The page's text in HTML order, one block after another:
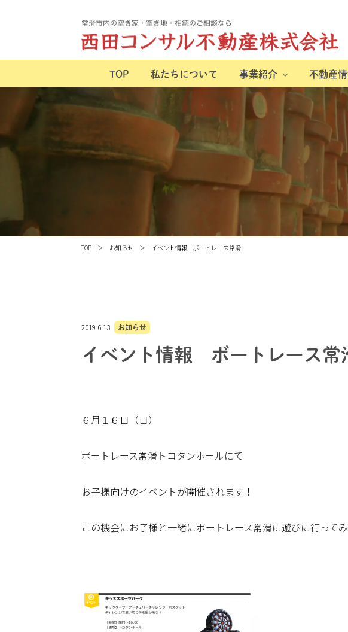
TOP 私たちについて 事業紹介 不動産
TOP お知らせ イベント情報 ボートレース常滑
2019.6.13 お知らせ
イベント情報 ボートレース常
６月１６日（日）
ボートレース常滑トコタンホールにて
お子様向けのイベントが開催されます！
この機会にお子様と一緒にボートレース常滑に遊びに行って